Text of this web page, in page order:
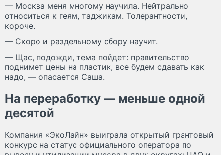
— Москва меня многому научила. Нейтрально
относиться к геям, таджикам. Толерантности,
короче.
— Скоро и раздельному сбору научит.
— Щас, подожди, тема пойдет: правительство
поднимет цены на пластик, все будем сдавать как
надо, — опасается Саша.
На переработку — меньше одной
десятой
Компания «ЭкоЛайн» выиграла открытый грантовый
конкурс на статус официального оператора по